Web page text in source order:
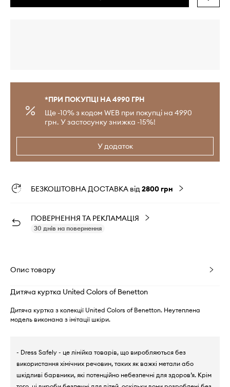
*ПРИ ПОКУПЦІ НА 4990 ГРН
Ще -10% з кодом WEB при покупці на 4990
грн. У застосунку знижка -15%!
У додаток
БЕЗКОШТОВНА ДОСТАВКА від2800 грн
ПОВЕРНЕННЯ ТА РЕКЛАМАЦІЯ
30 днів на повернення
Опис товару
Дитяча куртка United Colors of Benetton
Дитяча куртка з колекції United Colors of Benetton. Неутеплена
модель виконана з імітації шкіри.
- Dress Safely - це лінійка товарів, що виробляються без
використання хімічних речовин, таких як важкі метали або
шкідливі барвники, які потенційно небезпечні для здоров’я. Крім